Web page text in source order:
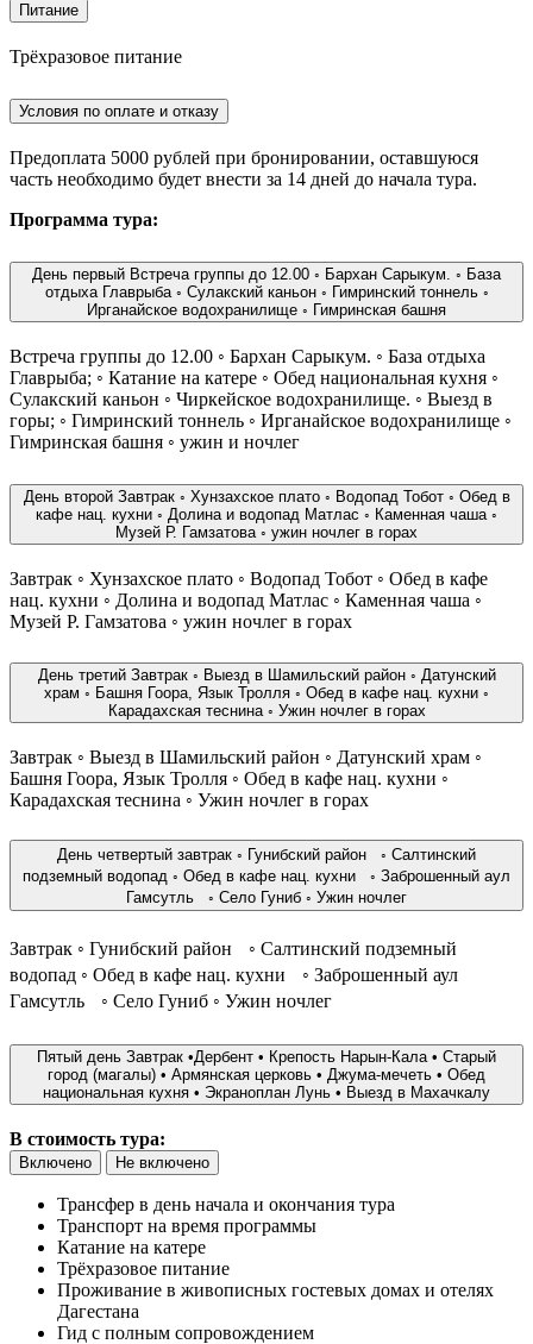
Питание
Трёхразовое питание
Условия по оплате и отказу
Предоплата 5000 рублей при бронировании, оставшуюся
часть необходимо будет внести за 14 дней до начала тура.
Программа тура:
День первый Встреча группы до 12.00 ◦ Бархан Сарыкум. ◦ База
отдыха Главрыба ◦ Сулакский каньон ◦ Гимринский тоннель ◦
Ирганайское водохранилище ◦ Гимринская башня
Встреча группы до 12.00 ◦ Бархан Сарыкум. ◦ База отдыха
Главрыба; ◦ Катание на катере ◦ Обед национальная кухня ◦
Сулакский каньон ◦ Чиркейское водохранилище. ◦ Выезд в
горы; ◦ Гимринский тоннель ◦ Ирганайское водохранилище ◦
Гимринская башня ◦ ужин и ночлег
День второй Завтрак ◦ Хунзахское плато ◦ Водопад Тобот ◦ Обед в
кафе нац. кухни ◦ Долина и водопад Матлас ◦ Каменная чаша ◦
Музей Р. Гамзатова ◦ ужин ночлег в горах
Завтрак ◦ Хунзахское плато ◦ Водопад Тобот ◦ Обед в кафе
нац. кухни ◦ Долина и водопад Матлас ◦ Каменная чаша ◦
Музей Р. Гамзатова ◦ ужин ночлег в горах
День третий Завтрак ◦ Выезд в Шамильский район ◦ Датунский
храм ◦ Башня Гоора, Язык Тролля ◦ Обед в кафе нац. кухни ◦
Карадахская теснина ◦ Ужин ночлег в горах
Завтрак ◦ Выезд в Шамильский район ◦ Датунский храм ◦
Башня Гоора, Язык Тролля ◦ Обед в кафе нац. кухни ◦
Карадахская теснина ◦ Ужин ночлег в горах
День четвертый завтрак ◦ Гунибский район ◦ Салтинский
подземный водопад ◦ Обед в кафе нац. кухни ◦ Заброшенный аул
Гамсутль ◦ Село Гуниб ◦ Ужин ночлег
Завтрак ◦ Гунибский район ◦ Салтинский подземный
водопад ◦ Обед в кафе нац. кухни ◦ Заброшенный аул
Гамсутль ◦ Село Гуниб ◦ Ужин ночлег
Пятый день Завтрак •Дербент • Крепость Нарын-Кала • Старый
город (магалы) • Армянская церковь • Джума-мечеть • Обед
национальная кухня • Экраноплан Лунь • Выезд в Махачкалу
В стоимость тура:
Включено Не включено
Трансфер в день начала и окончания тура
Транспорт на время программы
Катание на катере
Трёхразовое питание
Проживание в живописных гостевых домах и отелях
Дагестана
Гид с полным сопровождением